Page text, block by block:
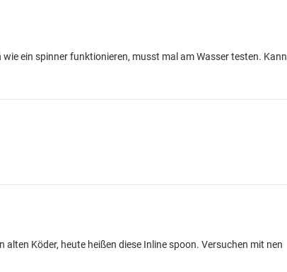
ein spinner funktionieren, musst mal am Wasser testen. Kann
Köder, heute heißen diese Inline spoon. Versuchen mit nen